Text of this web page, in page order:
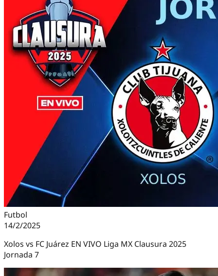
Futbol
14/2/2025
Xolos vs FC Juárez EN VIVO Liga MX Clausura 2025
Jornada 7